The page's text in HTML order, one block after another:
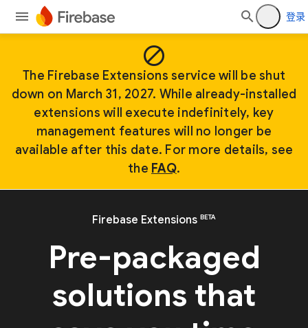
登录
block
The Firebase Extensions service will be shut
down on March 31, 2027. While already-installed
extensions will execute indefinitely, key
management features will no longer be
available after this date. For more details, see
the FAQ.
Firebase Extensions BETA
Pre-packaged
solutions that